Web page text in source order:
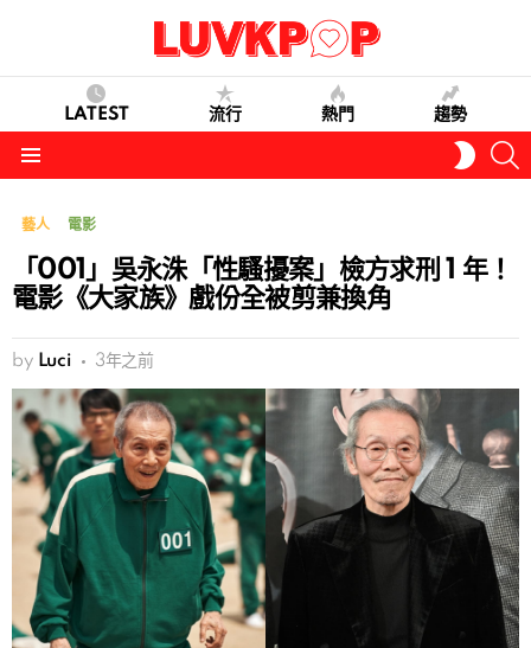
LATEST 流行 熱門 趨勢
SKIN
藝人 電影
「001」吳永洙「性騷擾案」檢方求刑 1 年！
電影《大家族》戲份全被剪兼換角
by Luci 3年之前